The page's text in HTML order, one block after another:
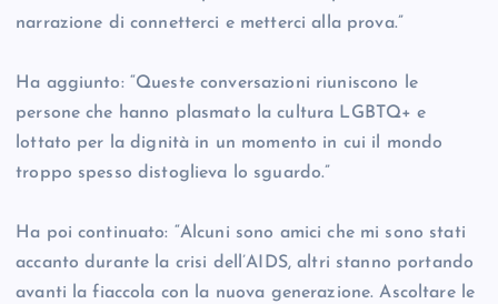
narrazione di connetterci e metterci alla prova.”
Ha aggiunto: “Queste conversazioni riuniscono le
persone che hanno plasmato la cultura LGBTQ+ e
lottato per la dignità in un momento in cui il mondo
troppo spesso distoglieva lo sguardo.”
Ha poi continuato: “Alcuni sono amici che mi sono stati
accanto durante la crisi dell’AIDS, altri stanno portando
avanti la fiaccola con la nuova generazione. Ascoltare le